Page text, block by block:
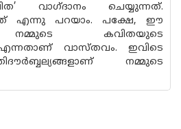
വാഗ്‌ദാനം ചെയ്യുന്നത്.
എന്നു പറയാം. പക്ഷേ, ഈ
നമ്മുടെ കവിതയുടെ
എന്നതാണ് വാസ്‌തവം. ഇവിടെ
നമ്മുടെ